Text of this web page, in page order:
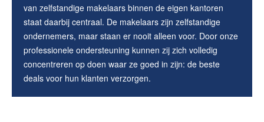
van zelfstandige makelaars binnen de eigen kantoren
staat daarbij centraal. De makelaars zijn zelfstandige
ondernemers, maar staan er nooit alleen voor. Door onze
professionele ondersteuning kunnen zij zich volledig
concentreren op doen waar ze goed in zijn: de beste
deals voor hun klanten verzorgen.